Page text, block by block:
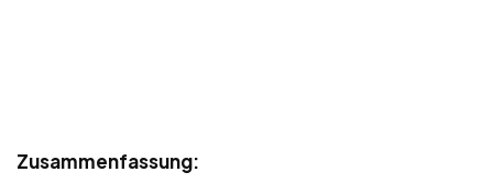
Zusammenfassung: